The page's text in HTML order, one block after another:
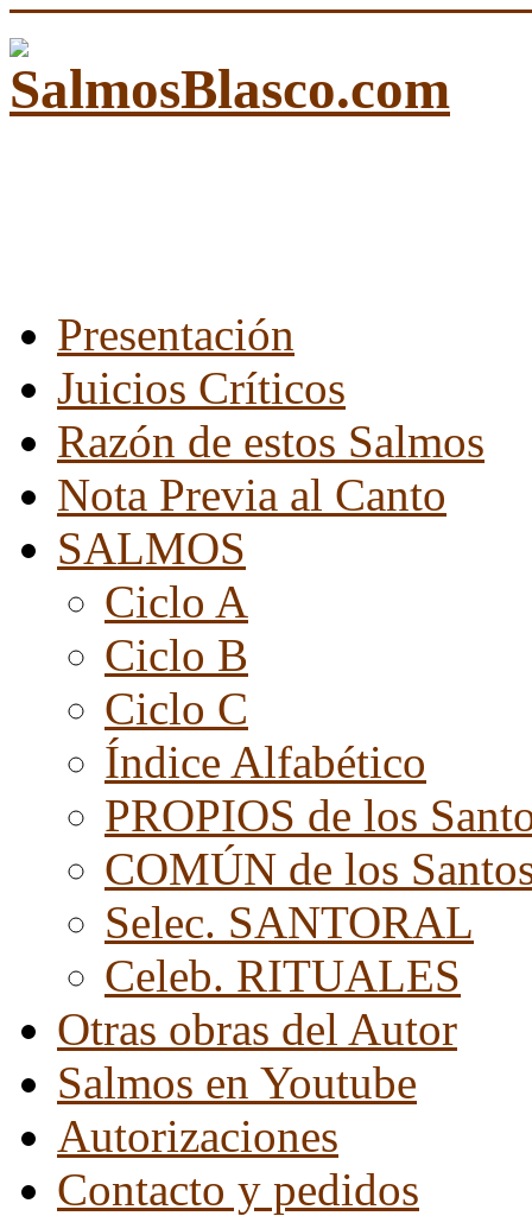
Presentación
Juicios Críticos
Razón de estos Salmos
Nota Previa al Canto
SALMOS
Ciclo A
Ciclo B
Ciclo C
Índice Alfabético
PROPIOS de los
COMÚN de los
Selec. SANTORAL
Celeb. RITUALES
Otras obras del Autor
Salmos en Youtube
Autorizaciones
Contacto y pedidos